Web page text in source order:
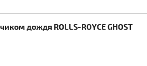
дождя ROLLS-ROYCE GHOST